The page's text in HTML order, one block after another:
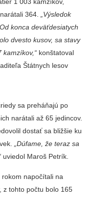
1 003 kamzíkov,
364. „Výsledok
konca deväťdesiatych
dvesto kusov, sa stavy
kamzíkov,“konštatoval
Štátnych lesov
sa preháňajú po
narátali až 65 jedincov.
dostať sa bližšie ku
„Dúfame, že teraz sa
uviedol Maroš Petrík.
napočítali na
z tohto počtu bolo 165